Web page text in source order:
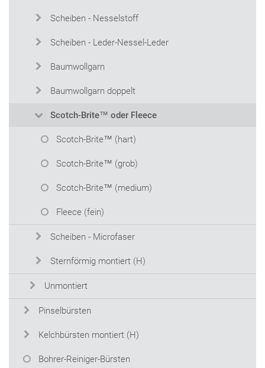
Scheiben - Nesselstoff
Scheiben - Leder-Nessel-Leder
Baumwollgarn
Baumwollgarn doppelt
Scotch-Brite™ oder Fleece
Scotch-Brite™ (hart)
Scotch-Brite™ (grob)
Scotch-Brite™ (medium)
Fleece (fein)
Scheiben - Microfaser
Sternförmig montiert (H)
Unmontiert
Pinselbürsten
Kelchbürsten montiert (H)
Bohrer-Reiniger-Bürsten